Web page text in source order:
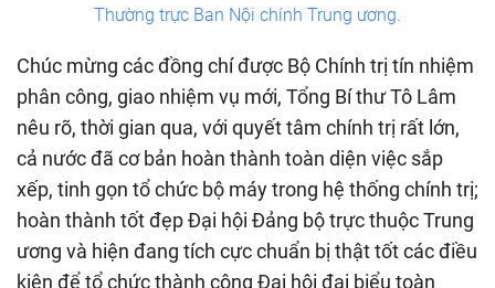
Thường trực Ban Nội chính Trung ương.
Chúc mừng các đồng chí được Bộ Chính trị tín nhiệm
phân công, giao nhiệm vụ mới, Tổng Bí thư Tô Lâm
nêu rõ, thời gian qua, với quyết tâm chính trị rất lớn,
cả nước đã cơ bản hoàn thành toàn diện việc sắp
xếp, tinh gọn tổ chức bộ máy trong hệ thống chính trị;
hoàn thành tốt đẹp Đại hội Đảng bộ trực thuộc Trung
ương và hiện đang tích cực chuẩn bị thật tốt các điều
kiện để tổ chức thành công Đại hội đại biểu toàn